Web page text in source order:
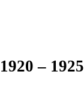
1920 – 1925